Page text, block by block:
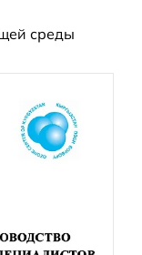
среды